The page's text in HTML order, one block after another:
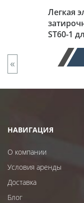
Легкая
ST60-1
«
НАВИГАЦИЯ
О компании
Условия аренды
Доставка
Блог